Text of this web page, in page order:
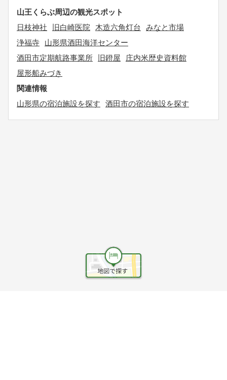
山王くらぶ周辺の観光スポット
日枝神社
旧白崎医院 木造六角灯台
みなと市場
浄福寺
山形県酒田海洋センター
酒田市定期航路事業所
旧鐙屋
庄内米歴史資料館
屋形船みづき
関連情報
山形県の宿泊施設を探す
酒田市の宿泊施設を探す